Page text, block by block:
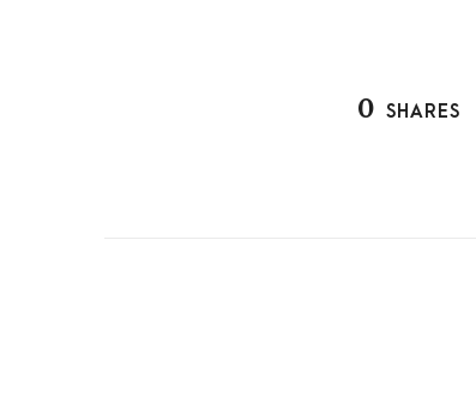
0 SHARES